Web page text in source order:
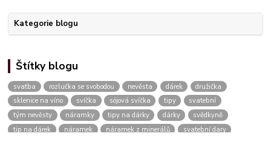
Kategorie blogu
Štítky blogu
svatba rozlučka se svobodou nevěsta dárek
družička
sklenice na víno
svíčka sójová svíčka tipy
svatební
tým nevěsty
náramky tipy na dárky dárky
svědkyně
tip na dárek
náramek náramek z minerálů
svatební dary